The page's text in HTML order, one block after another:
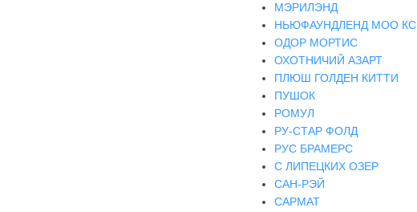
МЭРИЛЭНД
НЬЮФАУНДЛЕНД МОО КС
ОДОР МОРТИС
ОХОТНИЧИЙ АЗАРТ
ПЛЮШ ГОЛДЕН КИТТИ
ПУШОК
РОМУЛ
РУ-СТАР ФОЛД
РУС БРАМЕРС
С ЛИПЕЦКИХ ОЗЕР
САН-РЭЙ
САРМАТ